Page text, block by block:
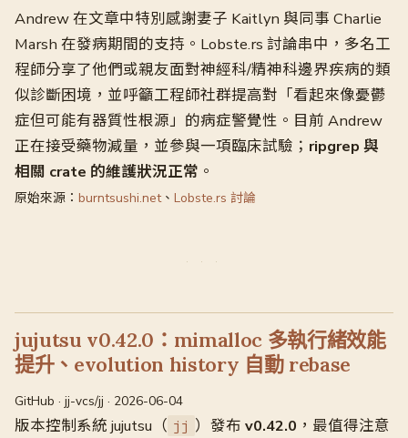
Andrew 在文章中特別感謝妻子 Kaitlyn 與同事 Charlie
Marsh 在發病期間的支持。Lobste.rs 討論串中，多名工
程師分享了他們或親友面對神經科/精神科邊界疾病的類
似診斷困境，並呼籲工程師社群提高對「看起來像憂鬱
症但可能有器質性根源」的病症警覺性。目前 Andrew
正在接受藥物減量，並參與一項臨床試驗； ripgrep 與
相關 crate 的維護狀況正常 。
原始來源： burntsushi.net、 Lobste.rs 討論
jujutsu v0.42.0：mimalloc 多執行緒效能
提升、evolution history 自動 rebase
GitHub · jj-vcs/jj · 2026-06-04
版本控制系統 jujutsu（ jj ）發布 v0.42.0 ，最值得注意